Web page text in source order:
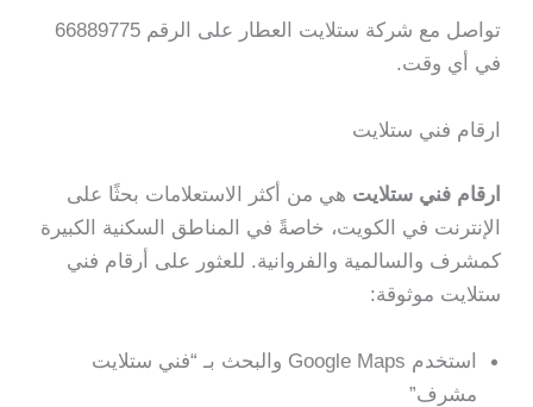
تواصل مع شركة ستلايت العطار على الرقم 66889775
في أي وقت.
ارقام فني ستلايت
ارقام فني ستلايت هي من أكثر الاستعلامات بحثًا على
الإنترنت في الكويت، خاصةً في المناطق السكنية الكبيرة
كمشرف والسالمية والفروانية. للعثور على أرقام فني
ستلايت موثوقة:
استخدم Google Maps والبحث بـ “فني ستلايت
مشرف”